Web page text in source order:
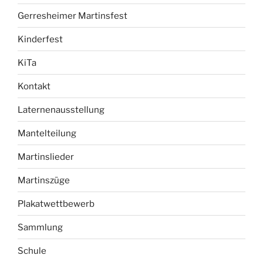
Gerresheimer Martinsfest
Kinderfest
KiTa
Kontakt
Laternenausstellung
Mantelteilung
Martinslieder
Martinszüge
Plakatwettbewerb
Sammlung
Schule